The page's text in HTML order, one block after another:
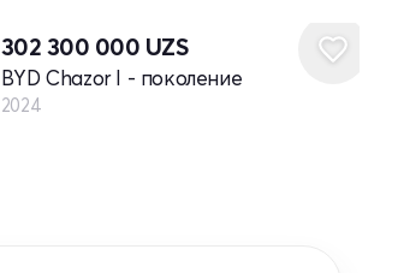
302 300 000 UZS
BYD Chazor I - поколение
2024